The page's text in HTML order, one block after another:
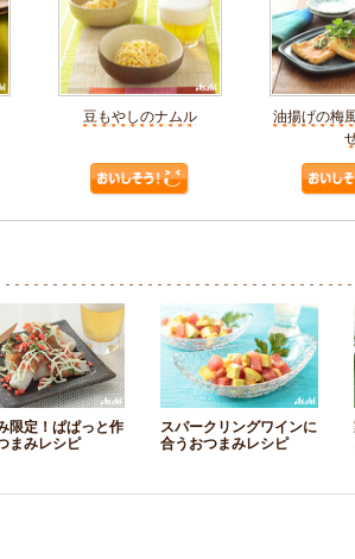
豆もやしのナムル
油揚げの梅
限定！ぱぱっと作
まみレシピ
スパークリングワインに
合うおつまみレシピ